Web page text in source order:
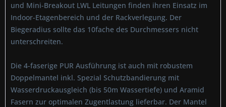
und Mini-Breakout LWL Leitungen finden ihren Einsatz im
Indoor-Etagenbereich und der Rackverlegung. Der
Biegeradius sollte das 10fache des Durchmessers nicht
unterschreiten.
Die 4-faserige PUR Ausführung ist auch mit robustem
Doppelmantel inkl. Spezial Schutzbandierung mit
Wasserdruckausgleich (bis 50m Wassertiefe) und Aramid
Fasern zur optimalen Zugentlastung lieferbar. Der Mantel